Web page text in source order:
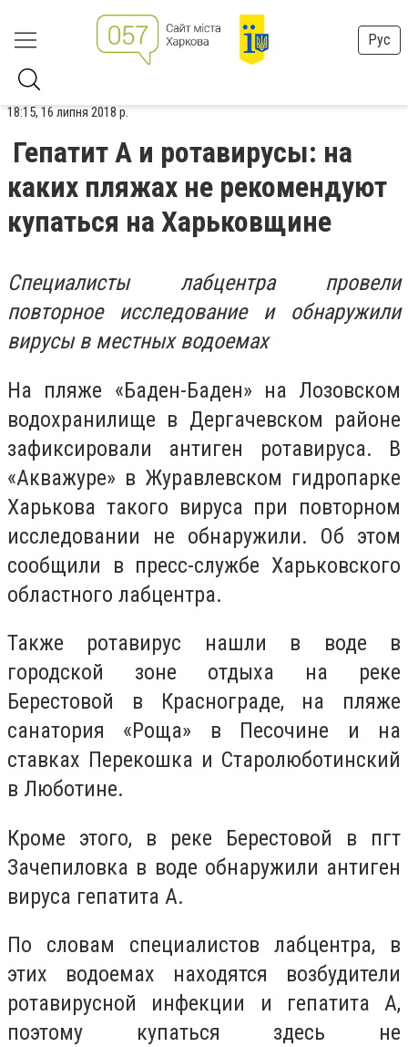
Рус
18:15, 16 липня 2018 р.
Гепатит А и ротавирусы: на
каких пляжах не рекомендуют
купаться на Харьковщине
Специалисты лабцентра провели
повторное исследование и обнаружили
вирусы в местных водоемах
На пляже «Баден-Баден» на Лозовском
водохранилище в Дергачевском районе
зафиксировали антиген ротавируса. В
«Акважуре» в Журавлевском гидропарке
Харькова такого вируса при повторном
исследовании не обнаружили. Об этом
сообщили в пресс-службе Харьковского
областного лабцентра.
Также ротавирус нашли в воде в
городской зоне отдыха на реке
Берестовой в Краснограде, на пляже
санатория «Роща» в Песочине и на
ставках Перекошка и Старолюботинский
в Люботине.
Кроме этого, в реке Берестовой в пгт
Зачепиловка в воде обнаружили антиген
вируса гепатита А.
По словам специалистов лабцентра, в
этих водоемах находятся возбудители
ротавирусной инфекции и гепатита А,
поэтому купаться здесь не